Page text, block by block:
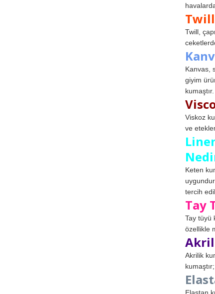
Twill,
Kanvas,
giyim
kumaştır.
Viskoz
ve
Keten
tercih
Tay
Tay tüyü
özellikle
Akrilik